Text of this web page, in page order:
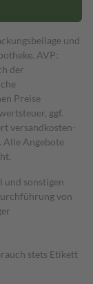
und
AVP:
der
Preise
ggf.
versand­kosten­
Alle Angebote
und sonstigen
von
stets Etikett